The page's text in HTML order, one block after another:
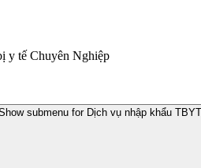
y tế Chuyên Nghiệp
submenu for Dịch vụ nhập khẩu TBYT